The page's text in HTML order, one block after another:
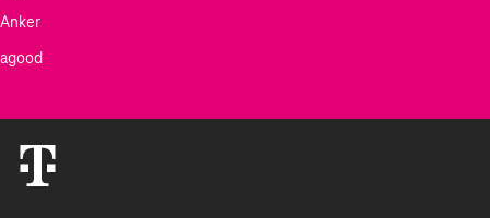
Anker
agood